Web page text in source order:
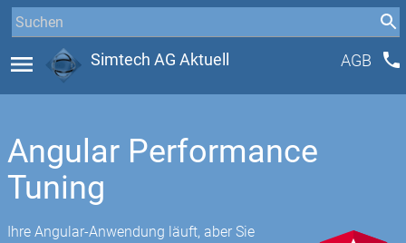
menu Simtech AG Aktuell AGB phone
Angular Performance
Tuning
Ihre Angular-Anwendung läuft, aber Sie